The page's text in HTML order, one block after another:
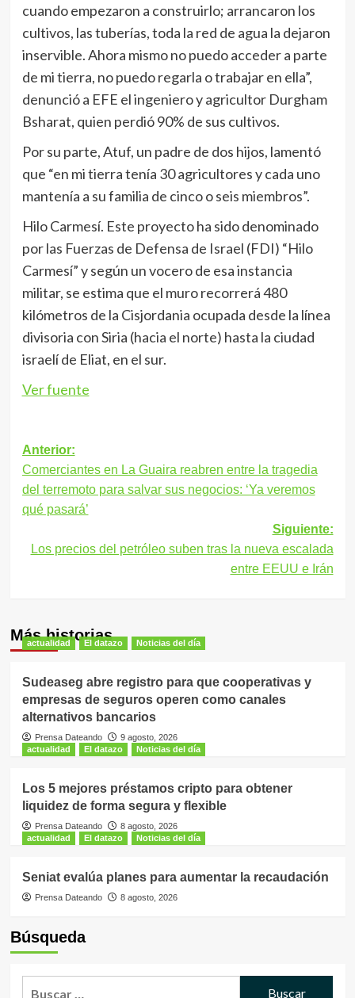
cuando empezaron a construirlo; arrancaron los
cultivos, las tuberías, toda la red de agua la dejaron
inservible. Ahora mismo no puedo acceder a parte
de mi tierra, no puedo regarla o trabajar en ella”,
denunció a EFE el ingeniero y agricultor Durgham
Bsharat, quien perdió 90% de sus cultivos.
Por su parte, Atuf, un padre de dos hijos, lamentó
que “en mi tierra tenía 30 agricultores y cada uno
mantenía a su familia de cinco o seis miembros”.
Hilo Carmesí. Este proyecto ha sido denominado
por las Fuerzas de Defensa de Israel (FDI) “Hilo
Carmesí” y según un vocero de esa instancia
militar, se estima que el muro recorrerá 480
kilómetros de la Cisjordania ocupada desde la línea
divisoria con Siria (hacia el norte) hasta la ciudad
israelí de Eliat, en el sur.
Ver fuente
Navegación
de
entradas
Anterior:
Comerciantes en La Guaira reabren entre la tragedia
del terremoto para salvar sus negocios: ‘Ya veremos
qué pasará’
Siguiente:
Los precios del petróleo suben tras la nueva escalada
entre EEUU e Irán
Más historias
actualidad El datazo Noticias del día
Sudeaseg abre registro para que cooperativas y
empresas de seguros operen como canales
alternativos bancarios
Prensa Dateando
9 agosto, 2026
actualidad
El datazo Noticias del día
Los 5 mejores préstamos cripto para obtener
liquidez de forma segura y flexible
Prensa Dateando
8 agosto, 2026
actualidad
El datazo Noticias del día
Seniat evalúa planes para aumentar la recaudación
Prensa Dateando 8 agosto, 2026
Búsqueda